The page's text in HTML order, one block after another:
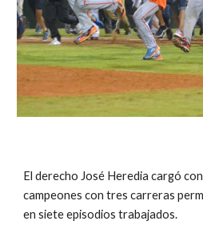
El derecho José Heredia cargó
campeones con tres carreras
en siete episodios trabajados.